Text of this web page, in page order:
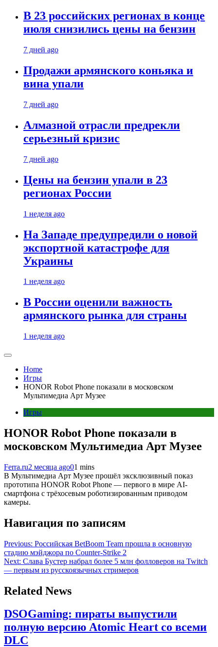
В 23 российских регионах в конце
июля снизились цены на бензин
7 дней ago
Продажи армянского коньяка и
вина упали
7 дней ago
Алмазной отрасли предрекли
серьезный кризис
7 дней ago
Цены на бензин упали в 23
регионах России
1 неделя ago
На Западе предупредили о новой
экспортной катастрофе для
Украины
1 неделя ago
В России оценили важность
армянского рынка для страны
1 неделя ago
Home
Игры
HONOR Robot Phone показали в московском
Мультимедиа Арт Музее
Игры
HONOR Robot Phone показали в
московском Мультимедиа Арт Музее
Ferra.ru2 месяца ago01 mins
В Мультимедиа Арт Музее прошёл эксклюзивный показ
прототипа HONOR Robot Phone — первого в мире AI-
смартфона с трёхосевым роботизированным приводом
камеры.
Навигация по записям
Previous: Российская BetBoom Team прошла в основную
стадию мэйджора по Counter-Strike 2
Next: Слава Бустер набрал более 5 млн фолловеров на Twitch
— первым из русскоязычных стримеров
Related News
DSOGaming: пираты выпустили
полную версию Atomic Heart со всеми
DLC